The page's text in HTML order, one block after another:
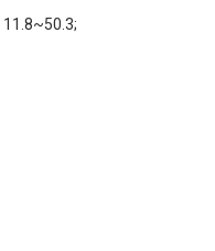
11.8~50.3;